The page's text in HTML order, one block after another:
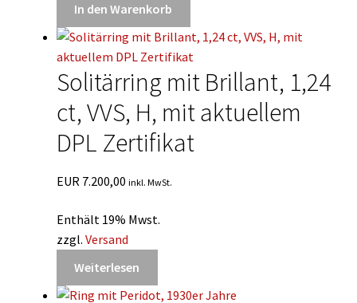
In den Warenkorb
Solitärring mit Brillant, 1,24
ct, VVS, H, mit aktuellem
DPL Zertifikat
EUR7.200,00 inkl. MwSt.
Enthält 19% Mwst.
zzgl. Versand
Weiterlesen